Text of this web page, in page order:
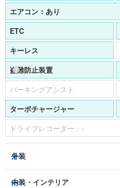
エアコン： あり
ETC
キーレス
盗難防止装置
パーキングアシスト
ターボチャージャー
ドライブレコーダー： -
外装
HIDヘッドライト
内装・インテリア